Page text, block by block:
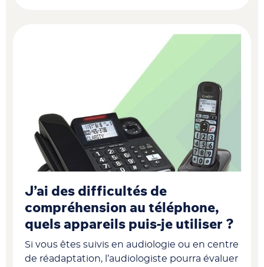
J’ai des difficultés de
compréhension au téléphone,
quels appareils puis-je utiliser ?
Si vous êtes suivis en audiologie ou en centre
de réadaptation, l’audiologiste pourra évaluer